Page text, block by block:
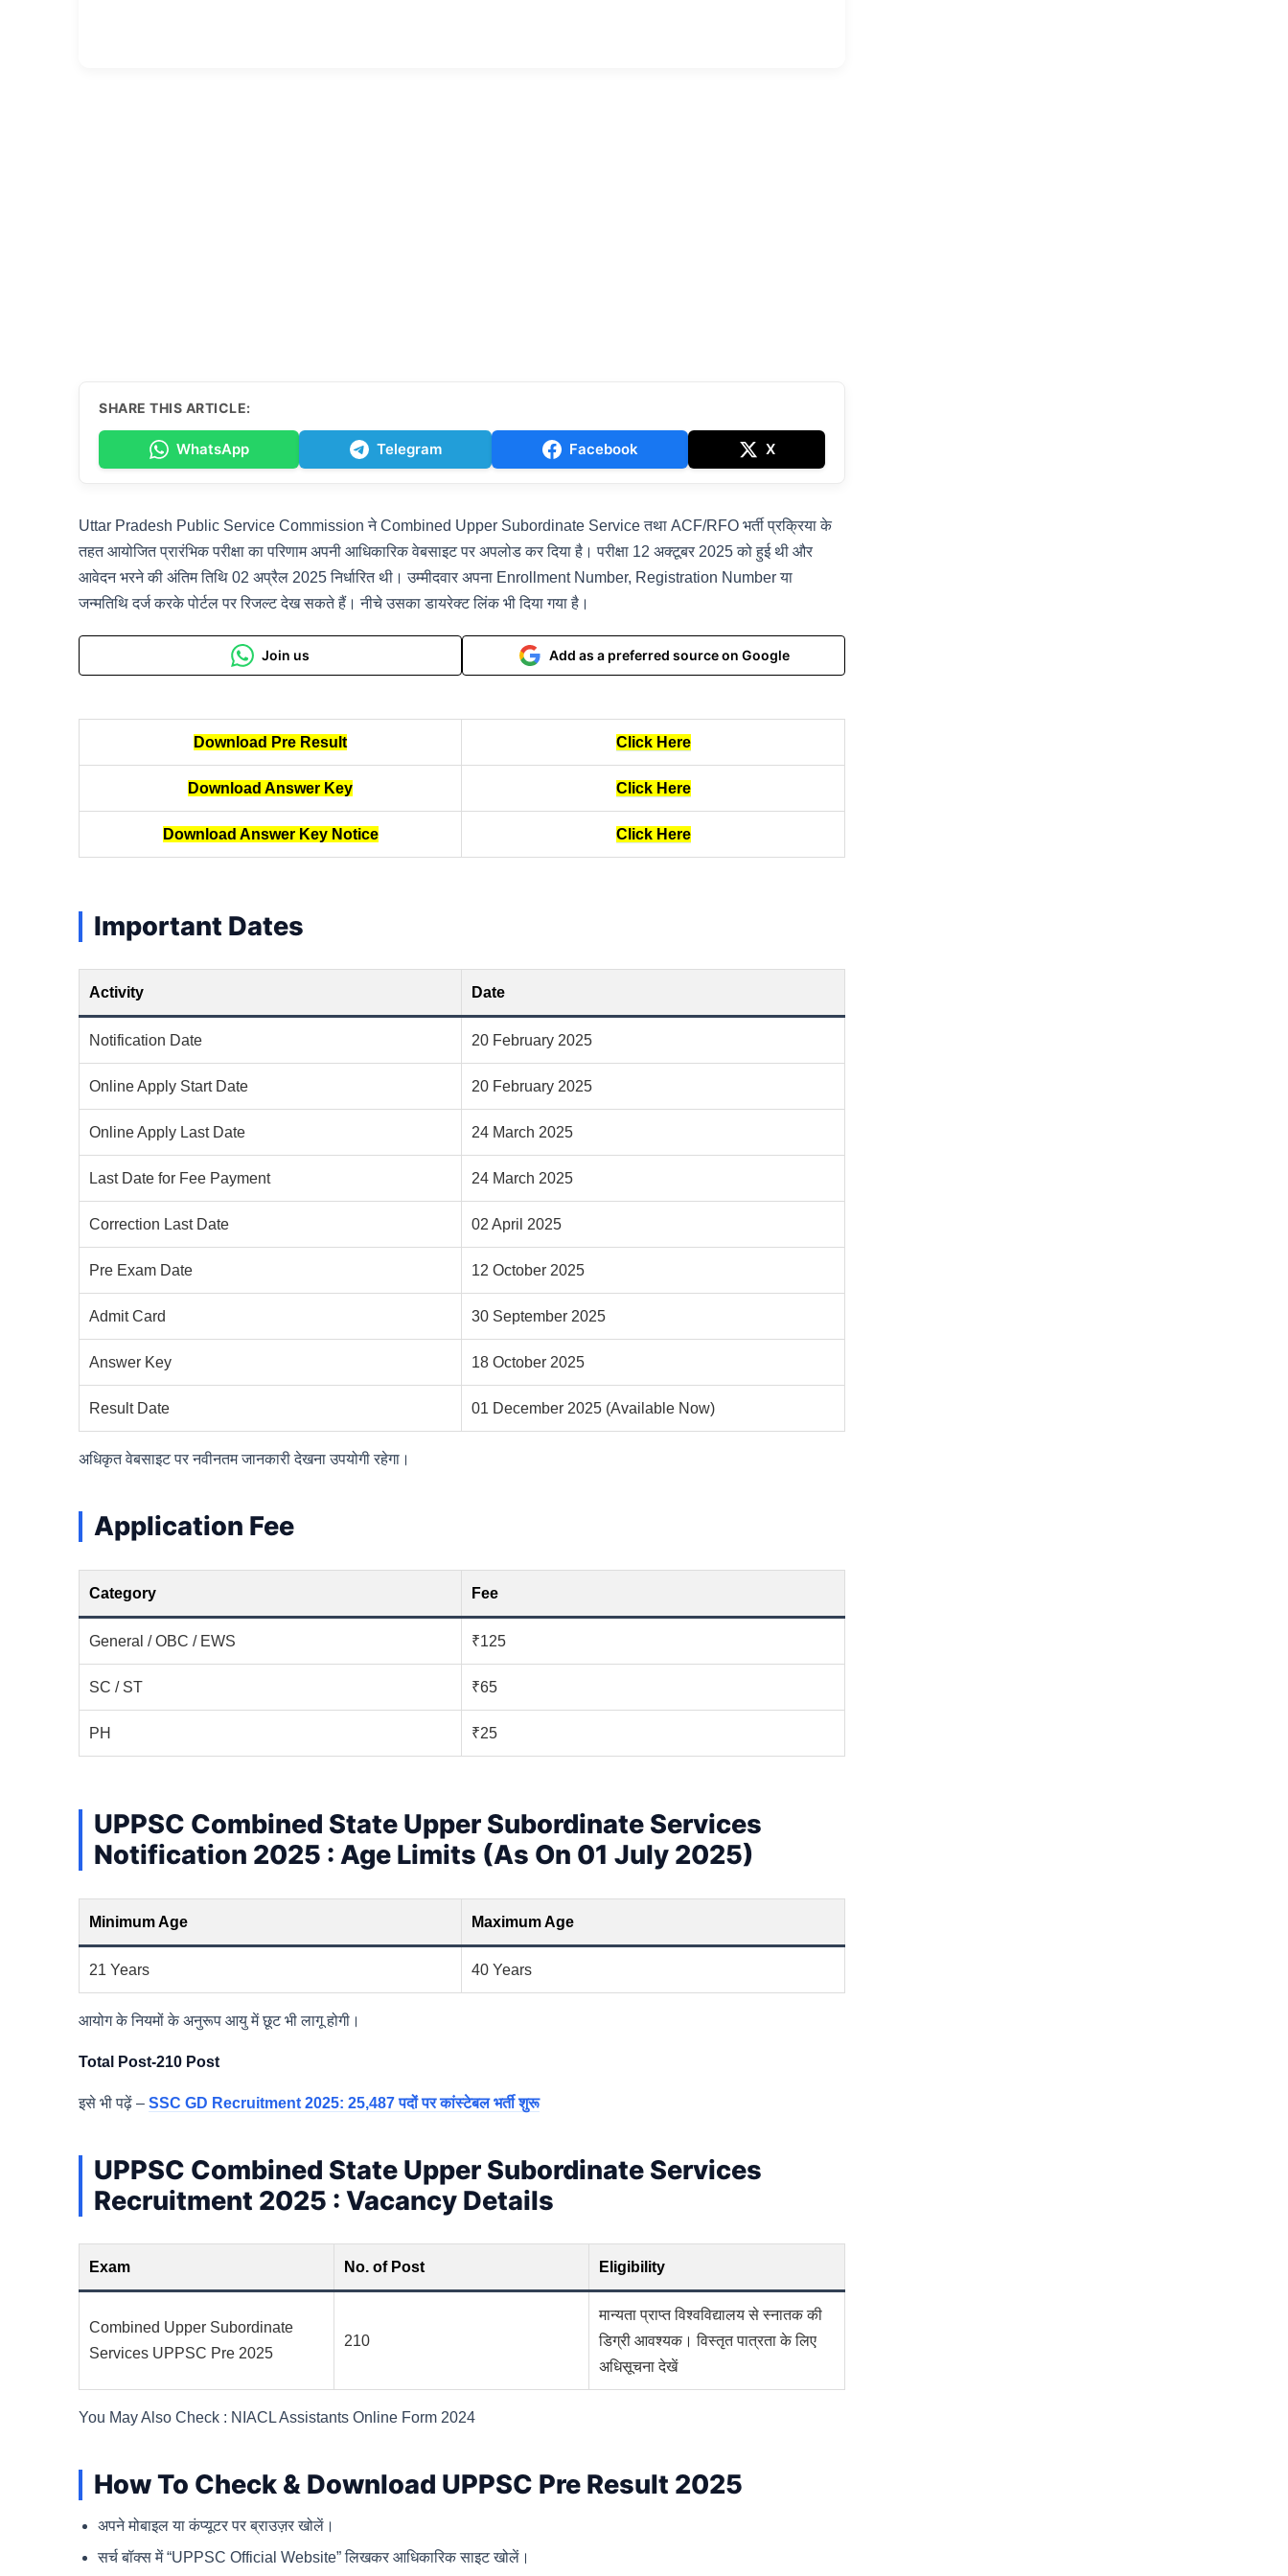
SHARE THIS ARTICLE:
WhatsApp Telegram Facebook X
Uttar Pradesh Public Service Commission ने Combined Upper Subordinate Service तथा ACF/RFO भर्ती प्रक्रिया के
तहत आयोजित प्रारंभिक परीक्षा का परिणाम अपनी आधिकारिक वेबसाइट पर अपलोड कर दिया है। परीक्षा 12 अक्टूबर 2025 को हुई थी और
आवेदन भरने की अंतिम तिथि 02 अप्रैल 2025 निर्धारित थी। उम्मीदवार अपना Enrollment Number, Registration Number या
जन्मतिथि दर्ज करके पोर्टल पर रिजल्ट देख सकते हैं। नीचे उसका डायरेक्ट लिंक भी दिया गया है।
Join us Add as a preferred source on Google
Download Pre Result Click Here
Download Answer Key Click Here
Download Answer Key Notice Click Here
Important Dates
Activity Date
Notification Date 20 February 2025
Online Apply Start Date 20 February 2025
Online Apply Last Date 24 March 2025
Last Date for Fee Payment 24 March 2025
Correction Last Date 02 April 2025
Pre Exam Date 12 October 2025
Admit Card 30 September 2025
Answer Key 18 October 2025
Result Date 01 December 2025 (Available Now)
अधिकृत वेबसाइट पर नवीनतम जानकारी देखना उपयोगी रहेगा।
Application Fee
Category Fee
General / OBC / EWS ₹125
SC / ST ₹65
PH ₹25
UPPSC Combined State Upper Subordinate Services
Notification 2025 : Age Limits (As On 01 July 2025)
Minimum Age Maximum Age
21 Years 40 Years
आयोग के नियमों के अनुरूप आयु में छूट भी लागू होगी।
Total Post-210 Post
इसे भी पढ़ें – SSC GD Recruitment 2025: 25,487 पदों पर कांस्टेबल भर्ती शुरू
UPPSC Combined State Upper Subordinate Services
Recruitment 2025 : Vacancy Details
Exam No. of Post Eligibility
Combined Upper Subordinate
Services UPPSC Pre 2025
210
मान्यता प्राप्त विश्वविद्यालय से स्नातक की
डिग्री आवश्यक। विस्तृत पात्रता के लिए
अधिसूचना देखें
You May Also Check : NIACL Assistants Online Form 2024
How To Check & Download UPPSC Pre Result 2025
अपने मोबाइल या कंप्यूटर पर ब्राउज़र खोलें।
सर्च बॉक्स में “UPPSC Official Website” लिखकर आधिकारिक साइट खोलें।